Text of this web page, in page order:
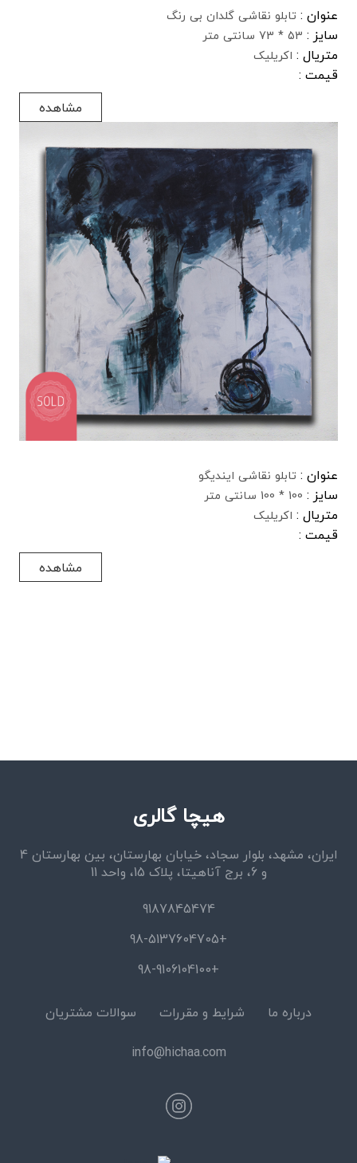
عنوان : تابلو نقاشی گلدان بی رنگ
سایز : 53 * 73 سانتی متر
متریال : اکریلیک
قیمت :
مشاهده
عنوان : تابلو نقاشی ایندیگو
سایز : 100 * 100 سانتی متر
متریال : اکریلیک
قیمت :
مشاهده
هیچا گالری
ایران، مشهد، بلوار سجاد، خیابان بهارستان، بین بهارستان 4
و 6، برج آناهیتا، پلاک 15، واحد 11
9187845474
+98-5137604705
+98-9106104100
درباره ما
شرایط و مقررات
سوالات مشتریان
info@hichaa.com